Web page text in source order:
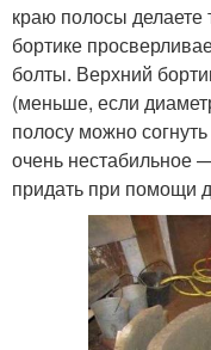
краю полосы делаете
бортике
болты. Верхний
(меньше, если
полосу можно
очень нестабильное
придать при помощи